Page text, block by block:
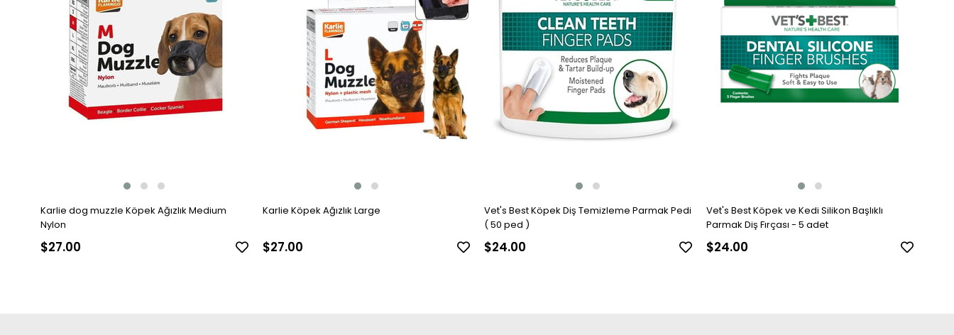
Karlie dog muzzle Köpek Ağızlık Medium
Nylon
$27.00
Karlie Köpek Ağızlık Large
$27.00
Vet's Best Köpek Diş Temizleme Parmak Pedi
( 50 ped )
$24.00
Vet's Best Köpek ve Kedi Silikon Başlıklı
Parmak Diş Fırçası - 5 adet
$24.00